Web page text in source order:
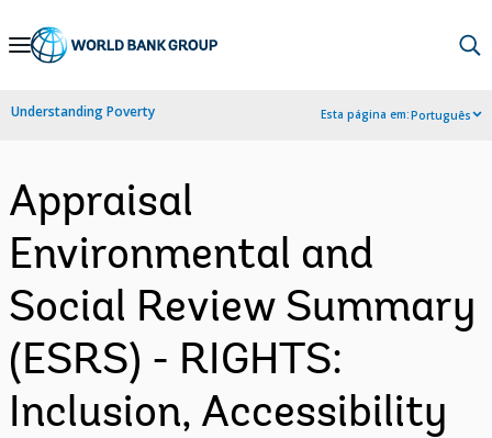
Skip
Navigation
Understanding Poverty Esta página em:Português
Appraisal
Environmental and
Social Review Summary
(ESRS) - RIGHTS:
Inclusion, Accessibility